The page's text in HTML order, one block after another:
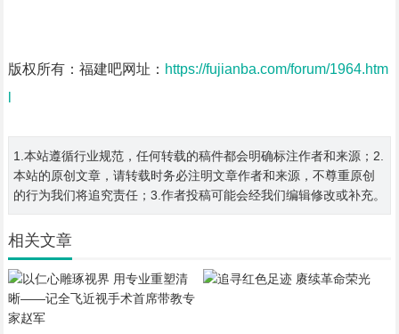
版权所有：福建吧网址： https://fujianba.com/forum/1964.htm
1.本站遵循行业规范，任何转载的稿件都会明确标注作者和来源；2.
本站的原创文章，请转载时务必注明文章作者和来源，不尊重原创
的行为我们将追究责任；3.作者投稿可能会经我们编辑修改或补充。
相关文章